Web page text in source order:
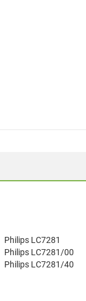
Philips LC7281
Philips LC7281/00
Philips LC7281/40